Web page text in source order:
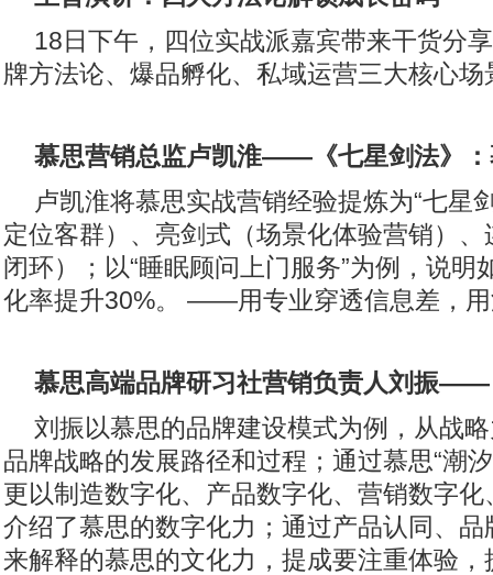
18日下午，四位实战派嘉宾带来干货分
牌方法论、爆品孵化、私域运营三大核心
慕思营销总监卢凯淮—— 《七星剑法》
卢凯淮将慕思实战营销经验提炼为“七星
定位客群）、亮剑式（场景化体验营销）
闭环）；以“睡眠顾问上门服务”为例，说明
化率提升30%。 ——用专业穿透信息差，
慕思高端品牌研习社营销负责人刘振——
刘振以慕思的品牌建设模式为例，从战
品牌战略的发展路径和过程；通过慕思“潮
更以制造数字化、产品数字化、营销数字
介绍了慕思的数字化力；通过产品认同、
来解释的慕思的文化力，提成要注重体验